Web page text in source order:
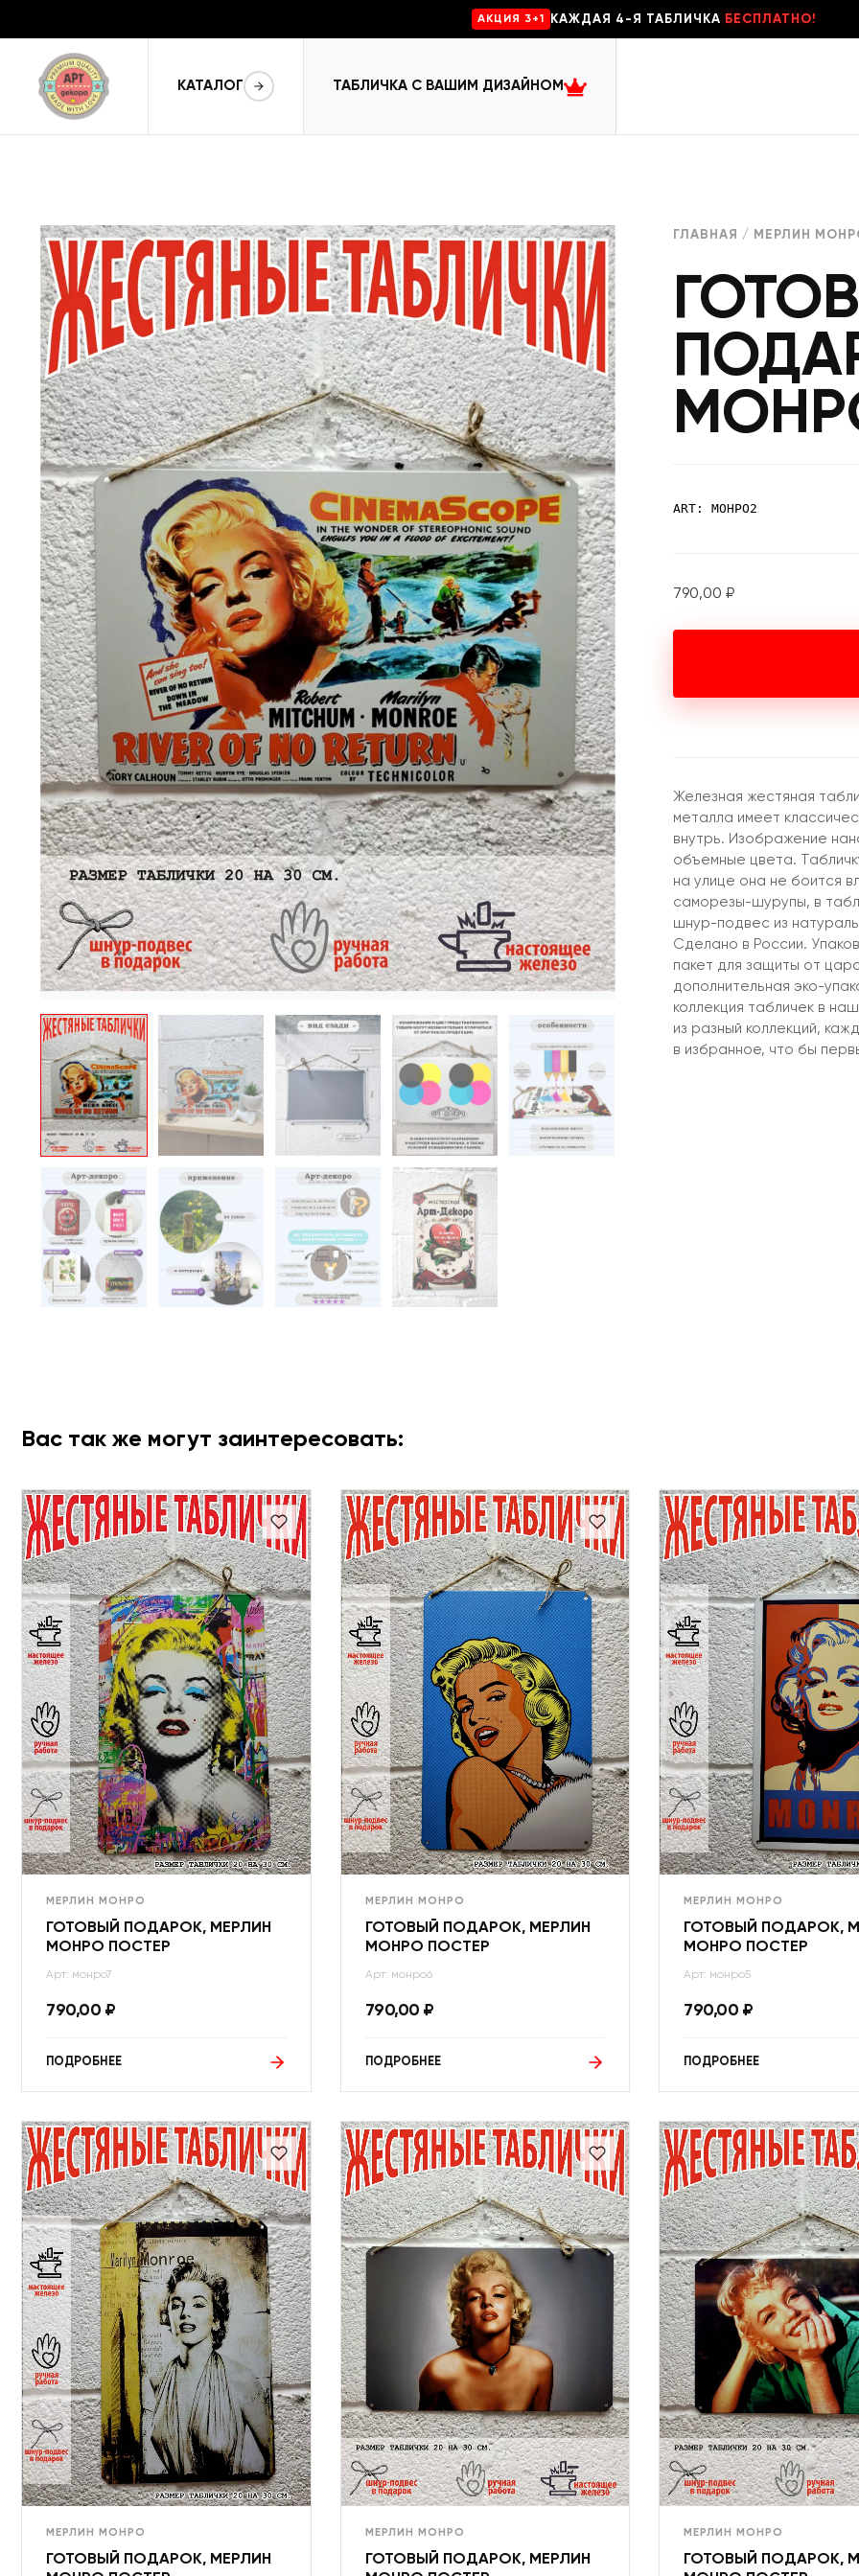
AKЦИЯ 3+1 КАЖДАЯ 4-Я ТАБЛИЧКА БЕСПЛАТНО!
КАТАЛОГ ТАБЛИЧКА С ВАШИМ ДИЗАЙНОМ
ГЛАВНАЯ / МЕРЛИН
ART: МОНРО2
790,00 ₽
Железная жестяная
металла имеет
внутрь. Изображение
объемные цвета.
на улице она не боится
саморезы-шурупы, в
шнур-подвес из
Сделано в России.
пакет для защиты от
дополнительная эко-
коллекция табличек в
из разный коллекций,
в избранное, что бы
Вас так же могут заинтересовать:
МЕРЛИН МОНРО
ГОТОВЫЙ ПОДАРОК, МЕРЛИН
МОНРО ПОСТЕР
Арт: монро7
790,00 ₽
ПОДРОБНЕЕ
МЕРЛИН МОНРО
ГОТОВЫЙ ПОДАРОК, МЕРЛИН
МОНРО ПОСТЕР
Арт: монро6
790,00 ₽
ПОДРОБНЕЕ
МЕРЛИН МОНРО
ГОТОВЫЙ ПОДАРОК,
МОНРО ПОСТЕР
Арт: монро5
790,00 ₽
ПОДРОБНЕЕ
МЕРЛИН МОНРО
ГОТОВЫЙ ПОДАРОК, МЕРЛИН
МЕРЛИН МОНРО
ГОТОВЫЙ ПОДАРОК, МЕРЛИН
МЕРЛИН МОНРО
ГОТОВЫЙ ПОДАРОК,